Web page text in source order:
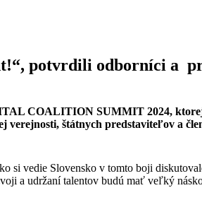
potvrdili odborníci a
COALITION SUMMIT 2024,
verejnosti, štátnych predstaviteľov a
si vedie Slovensko v tomto boji
a udržaní talentov budú mať veľký